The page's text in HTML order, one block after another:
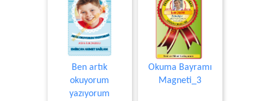
Ben artık
okuyorum
yazıyorum
Okuma Bayramı
Magneti_3